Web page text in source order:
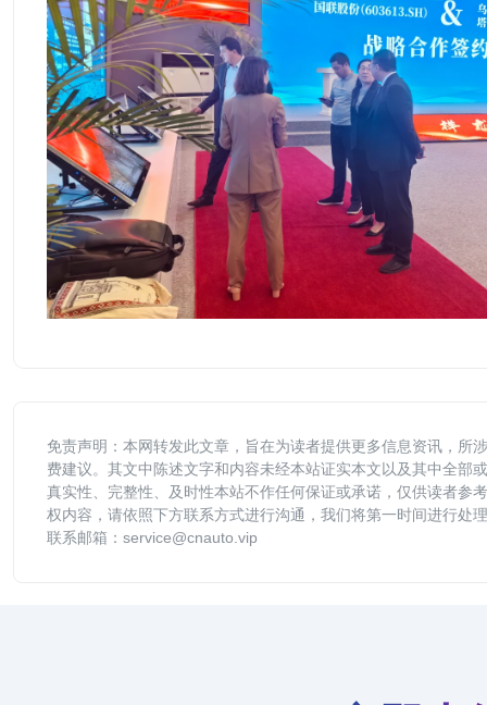
免责声明：本网转发此文章，旨在为读者提供更多信息资讯，所
费建议。其文中陈述文字和内容未经本站证实本文以及其中全部
真实性、完整性、及时性本站不作任何保证或承诺，仅供读者参
权内容，请依照下方联系方式进行沟通，我们将第一时间进行处
联系邮箱：service@cnauto.vip